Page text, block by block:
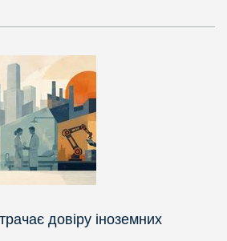
довіру іноземних